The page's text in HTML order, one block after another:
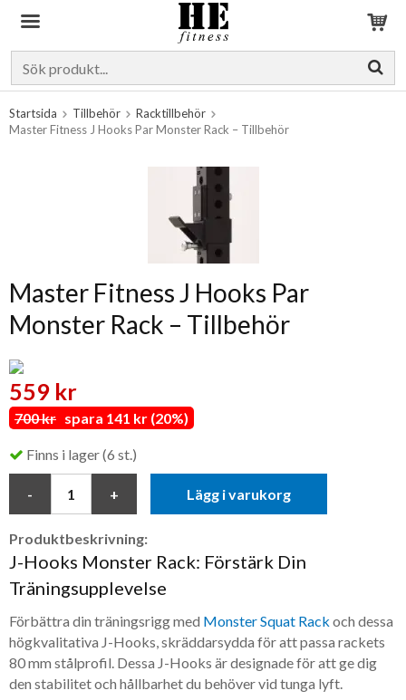
Startsida Tillbehör
Racktillbehör
Master Fitness J Hooks Par Monster Rack – Tillbehör
Master Fitness J Hooks Par
Monster Rack – Tillbehör
559 kr
700 kr spara 141 kr (20%)
Finns i lager (6 st.)
Lägg i varukorg
Produktbeskrivning:
J-Hooks Monster Rack: Förstärk Din
Träningsupplevelse
Förbättra din träningsrigg med Monster Squat Rack och dessa
högkvalitativa J-Hooks, skräddarsydda för att passa rackets
80 mm stålprofil. Dessa J-Hooks är designade för att ge dig
den stabilitet och hållbarhet du behöver vid tunga lyft.